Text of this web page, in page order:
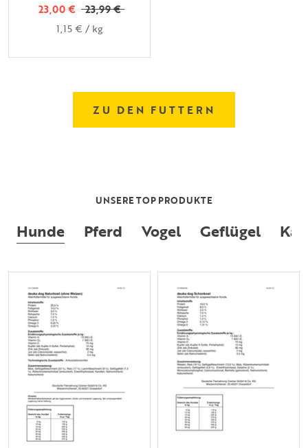
23,00 €
23,99 €
1,15 € / kg
ZU DEN FUTTERN
UNSERE TOP PRODUKTE
Hunde Pferd Vogel Geflügel